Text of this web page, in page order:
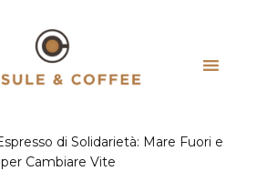
di Solidarietà: Mare Fuori e
Cambiare Vite